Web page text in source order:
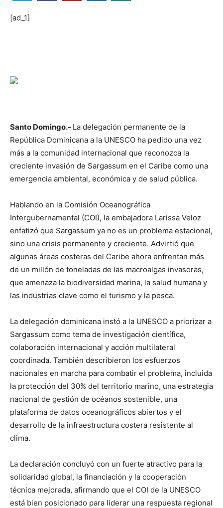
[ad_1]
Santo Domingo.- La delegación permanente de la
República Dominicana a la UNESCO ha pedido una vez
más a la comunidad internacional que reconozca la
creciente invasión de Sargassum en el Caribe como una
emergencia ambiental, económica y de salud pública.
Hablando en la Comisión Oceanográfica
Intergubernamental (COI), la embajadora Larissa Veloz
enfatizó que Sargassum ya no es un problema estacional,
sino una crisis permanente y creciente. Advirtió que
algunas áreas costeras del Caribe ahora enfrentan más
de un millón de toneladas de las macroalgas invasoras,
que amenaza la biodiversidad marina, la salud humana y
las industrias clave como el turismo y la pesca.
La delegación dominicana instó a la UNESCO a priorizar a
Sargassum como tema de investigación científica,
colaboración internacional y acción multilateral
coordinada. También describieron los esfuerzos
nacionales en marcha para combatir el problema, incluida
la protección del 30% del territorio marino, una estrategia
nacional de gestión de océanos sostenible, una
plataforma de datos oceanográficos abiertos y el
desarrollo de la infraestructura costera resistente al
clima.
La declaración concluyó con un fuerte atractivo para la
solidaridad global, la financiación y la cooperación
técnica mejorada, afirmando que el COI de la UNESCO
está bien posicionado para liderar una respuesta regional